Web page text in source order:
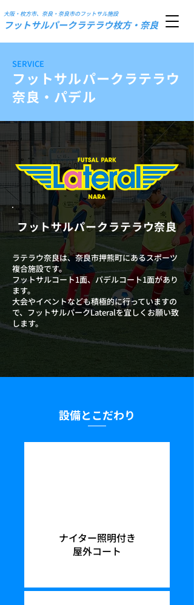
大阪・枚方市、奈良・奈良市のフットサル施設
フットサルパークラテラウ枚方・奈良
SERVICE
フットサルパークラテラウ
奈良・パデル
フットサルパークラテラウ奈良
ラテラウ奈良は、奈良市押熊町にあるスポーツ
複合施設です。
フットサルコート1面、パデルコート1面があり
ます。
大会やイベントなども積極的に行っていますの
で、フットサルパークLateralを宜しくお願い致
します。
設備とこだわり
ナイター照明付き
屋外コート